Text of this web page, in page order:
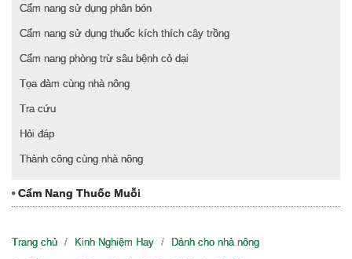
Cẩm nang sử dụng phân bón
Cẩm nang sử dụng thuốc kích thích cây trồng
Cẩm nang phòng trừ sâu bệnh cỏ dại
Tọa đàm cùng nhà nông
Tra cứu
Hỏi đáp
Thành công cùng nhà nông
Cẩm Nang Thuốc Muỗi
Trang chủ Kinh Nghiệm Hay
Dành cho nhà nông